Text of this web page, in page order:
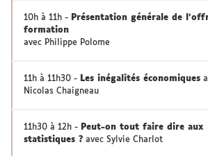
10h à 11h - Présentation générale de
formation
avec Philippe Polome
11h à 11h30 - Les inégalités économiques
Nicolas Chaigneau
11h30 à 12h - Peut-on tout faire dire aux
statistiques ? avec Sylvie Charlot